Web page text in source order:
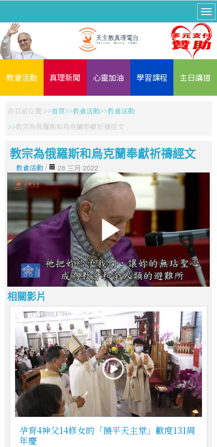
教會活動 真理新聞 心靈加油 學習課程 主日講道
你目前位置: 首頁 教會活動
教會活動
教宗為俄羅斯和烏克蘭奉獻祈禱經文
教宗為俄羅斯和烏克蘭奉獻祈禱經文
教會活動 / 28 三月 2022
相關影片
孕育4神父14修女的「饒平天主堂」歡度131周
年慶